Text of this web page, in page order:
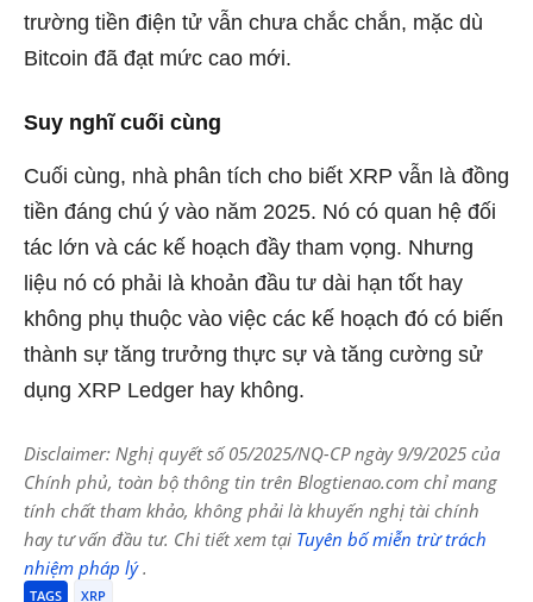
trường tiền điện tử vẫn chưa chắc chắn, mặc dù
Bitcoin đã đạt mức cao mới.
Suy nghĩ cuối cùng
Cuối cùng, nhà phân tích cho biết XRP vẫn là đồng
tiền đáng chú ý vào năm 2025. Nó có quan hệ đối
tác lớn và các kế hoạch đầy tham vọng. Nhưng
liệu nó có phải là khoản đầu tư dài hạn tốt hay
không phụ thuộc vào việc các kế hoạch đó có biến
thành sự tăng trưởng thực sự và tăng cường sử
dụng XRP Ledger hay không.
Disclaimer: Nghị quyết số 05/2025/NQ-CP ngày 9/9/2025 của
Chính phủ, toàn bộ thông tin trên Blogtienao.com chỉ mang
tính chất tham khảo, không phải là khuyến nghị tài chính
hay tư vấn đầu tư. Chi tiết xem tại Tuyên bố miễn trừ trách
nhiệm pháp lý.
TAGS XRP